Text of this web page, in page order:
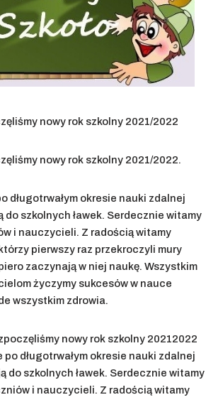
nowy rok szkolny 2021/2022
nowy rok szkolny 2021/2022.
długotrwałym okresie nauki zdalnej
do szkolnych ławek. Serdecznie witamy
i nauczycieli. Z radością witamy
pierwszy raz przekroczyli mury
zaczynają w niej naukę. Wszystkim
życzymy sukcesów w nauce
wszystkim zdrowia.